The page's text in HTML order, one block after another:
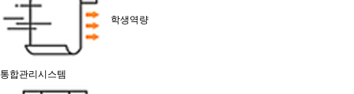
학생역량
통합관리시스템